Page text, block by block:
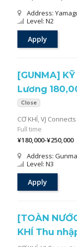
Address:
Level: N2
Apply
[GUNMA]
Lương
Close
CƠ KHÍ,VJ
Full time
¥180,000-¥250,000
Address: Gunma
Level: N3
Apply
[TOÀN
KHÍ Thu